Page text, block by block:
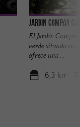
Jardin Compan
El Jardín
verde situado en
ofrece una ...
6,3 km -